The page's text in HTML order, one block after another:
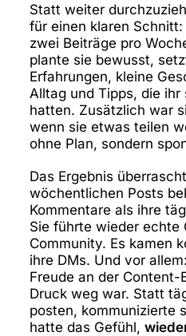
Statt weiter
für einen klaren
zwei Beiträge pro
plante sie bewusst,
Erfahrungen, kleine
Alltag und Tipps, die ihr
hatten. Zusätzlich war
wenn sie etwas teilen
ohne Plan, sondern
Das Ergebnis
wöchentlichen Posts
Kommentare als ihre
Sie führte wieder echte
Community. Es kamen
ihre DMs. Und vor
Freude an der Content-
Druck weg war. Statt
posten, kommunizierte
hatte das Gefühl,